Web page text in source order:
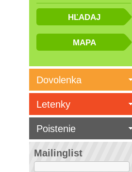
Dovolenka
Mailinglist
Letenky
Poistenie